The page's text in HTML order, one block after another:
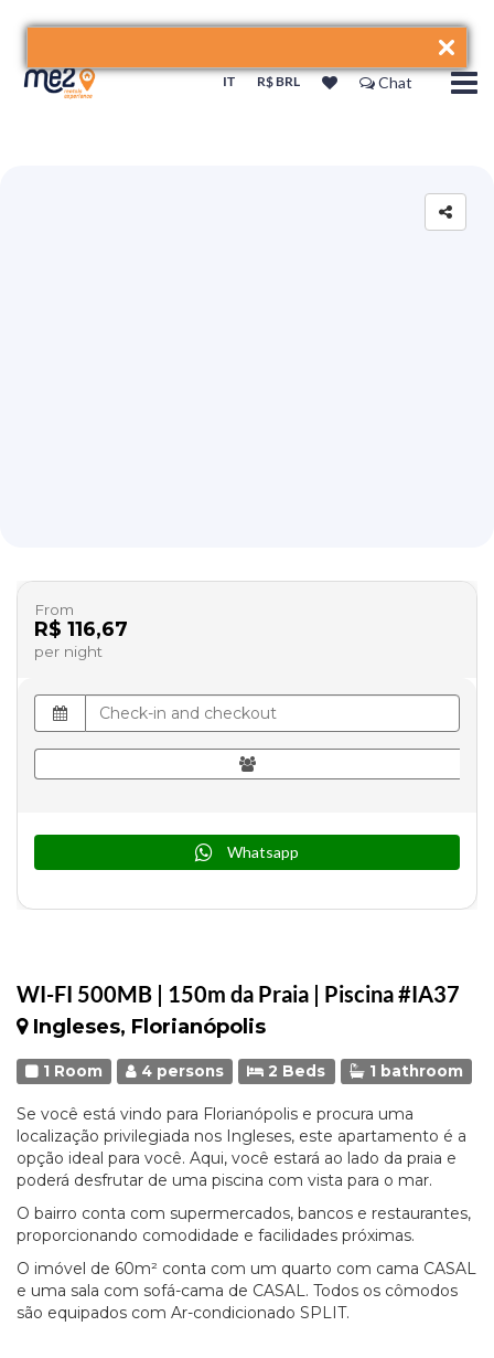
IT R$ BRL Chat
WI-FI 500MB | 150m da Praia | Piscina #IA37
Ingleses, Florianópolis
1 Room 4 persons 2 Beds 1 bathroom
Se você está vindo para Florianópolis e procura uma
localização privilegiada nos Ingleses, este apartamento é a
opção ideal para você. Aqui, você estará ao lado da praia e
poderá desfrutar de uma piscina com vista para o mar.
O bairro conta com supermercados, bancos e restaurantes,
proporcionando comodidade e facilidades próximas.
O imóvel de 60m² conta com um quarto com cama CASAL
e uma sala com sofá-cama de CASAL. Todos os cômodos
são equipados com Ar-condicionado SPLIT.
From
R$ 116,67
per night
Whatsapp